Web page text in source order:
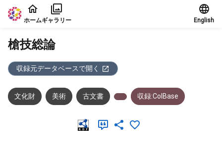
本文に飛ぶ
ホームギャラリー English
槍技総論
収録元データベースで開く
文化財 美術 古文書 収録:ColBase